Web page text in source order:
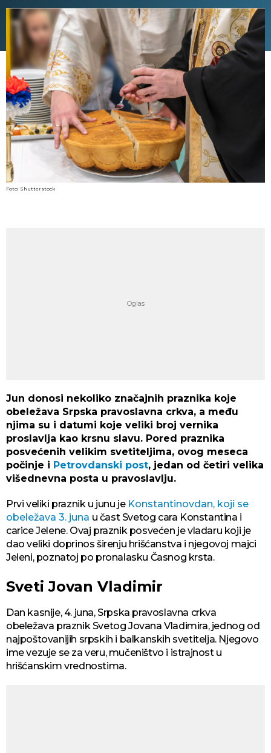
Foto: Shutterstock
Jun donosi nekoliko značajnih praznika koje
obeležava Srpska pravoslavna crkva, a među
njima su i datumi koje veliki broj vernika
proslavlja kao krsnu slavu. Pored praznika
posvećenih velikim svetiteljima, ovog meseca
počinje i Petrovdanski post, jedan od četiri velika
višednevna posta u pravoslavlju.
Prvi veliki praznik u junu jeKonstantinovdan, koji se
obeležava 3. juna u čast Svetog cara Konstantina i
carice Jelene. Ovaj praznik posvećen je vladaru koji je
dao veliki doprinos širenju hrišćanstva i njegovoj majci
Jeleni, poznatoj po pronalasku Časnog krsta.
Sveti Jovan Vladimir
Dan kasnije, 4. juna, Srpska pravoslavna crkva
obeležava praznik Svetog Jovana Vladimira, jednog od
najpoštovanijih srpskih i balkanskih svetitelja. Njegovo
ime vezuje se za veru, mučeništvo i istrajnost u
hrišćanskim vrednostima.